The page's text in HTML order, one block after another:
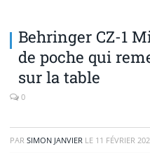
Behringer CZ-1
de poche qui
sur la table
0
PAR SIMON JANVIER LE 11 FÉVRIER